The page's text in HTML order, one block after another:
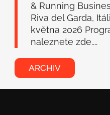
& Running
Riva del Garda,
května 2026
naleznete zde....
ARCHIV